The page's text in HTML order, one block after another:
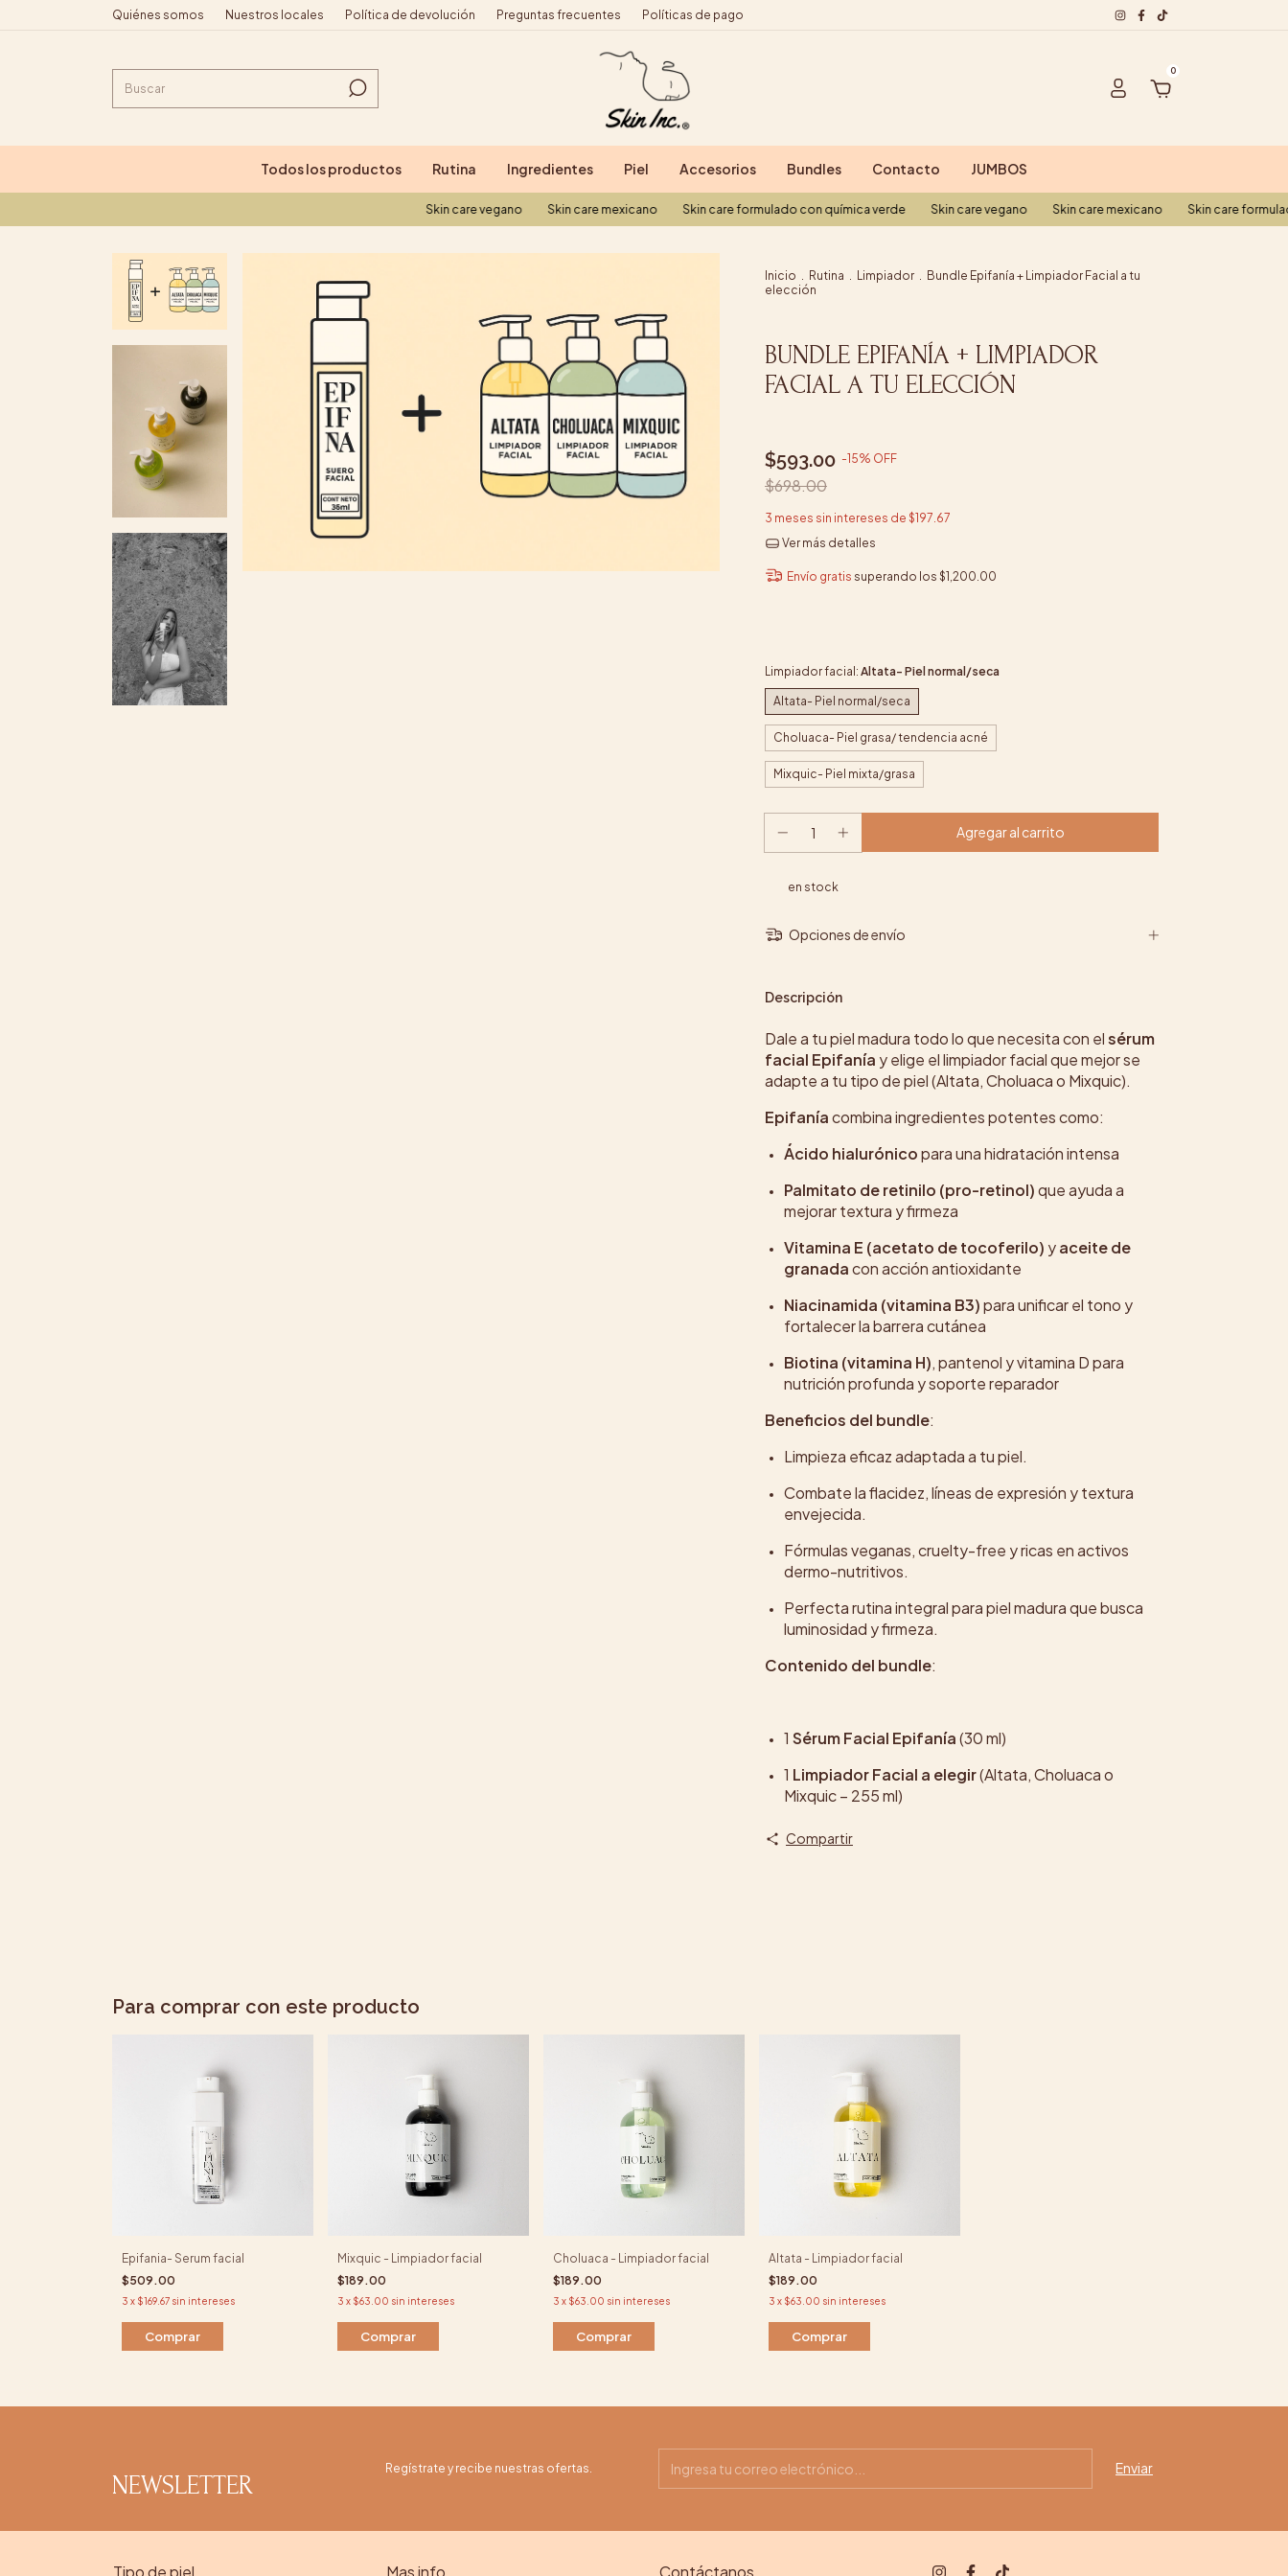
Quiénes somos Nuestros locales Política de devolución Preguntas frecuentes Políticas de pago
0
Todos los productos Rutina Ingredientes Piel Accesorios Bundles Contacto JUMBOS
Skin care vegano Skin care mexicano Skin care formulado con química verde Skin care vegano Skin care mexicano Skin care formulado con
Inicio . Rutina . Limpiador . Bundle Epifanía + Limpiador Facial a tu
elección
BUNDLE EPIFANÍA + LIMPIADOR
FACIAL A TU ELECCIÓN
$593.00 -15% OFF
$698.00
3 meses sin intereses de $197.67
Ver más detalles
Envío gratis superando los $1,200.00
Limpiador facial: Altata- Piel normal/seca
Altata- Piel normal/seca
Choluaca- Piel grasa/ tendencia acné
Mixquic- Piel mixta/grasa
en stock
Opciones de envío
Descripción
Dale a tu piel madura todo lo que necesita con elsérum
facial Epifanía y elige el limpiador facial que mejor se
adapte a tu tipo de piel (Altata, Choluaca o Mixquic).
Epifaníacombina ingredientes potentes como:
Ácido hialurónicopara una hidratación intensa
Palmitato de retinilo (pro-retinol)que ayuda a
mejorar textura y firmeza
Vitamina E (acetato de tocoferilo) yaceite de
granadacon acción antioxidante
Niacinamida (vitamina B3)para unificar el tono y
fortalecer la barrera cutánea
Biotina (vitamina H), pantenol y vitamina D para
nutrición profunda y soporte reparador
Beneficios del bundle:
Limpieza eficaz adaptada a tu piel.
Combate la flacidez, líneas de expresión y textura
envejecida.
Fórmulas veganas, cruelty-free y ricas en activos
dermo-nutritivos.
Perfecta rutina integral para piel madura que busca
luminosidad y firmeza.
Contenido del bundle:
1 Sérum Facial Epifanía(30 ml)
1 Limpiador Facial a elegir(Altata, Choluaca o
Mixquic – 255 ml)
Compartir
Para comprar con este producto
Epifania- Serum facial
$509.00
3 x $169.67 sin intereses
Mixquic - Limpiador facial
$189.00
3 x $63.00 sin intereses
Comprar
Choluaca - Limpiador facial
$189.00
3 x $63.00 sin intereses
Comprar
Altata - Limpiador facial
$189.00
3 x $63.00 sin intereses
Comprar
NEWSLETTER
Regístrate y recibe nuestras ofertas.
Tipo de piel Mas info Contáctanos